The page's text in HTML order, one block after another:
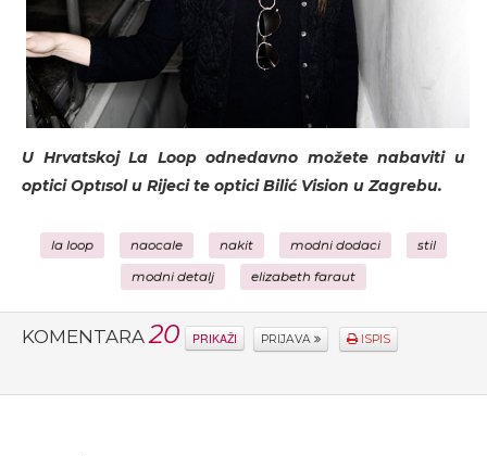
U Hrvatskoj La Loop odnedavno možete nabaviti u
optici Optısol u Rijeci te optici Bilić Vision u Zagrebu.
la loop naocale nakit modni dodaci stil
modni detalj elizabeth faraut
KOMENTARA 20 PRIKAŽI PRIJAVA ISPIS